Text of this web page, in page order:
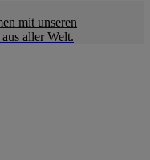
mit unseren
aller Welt.